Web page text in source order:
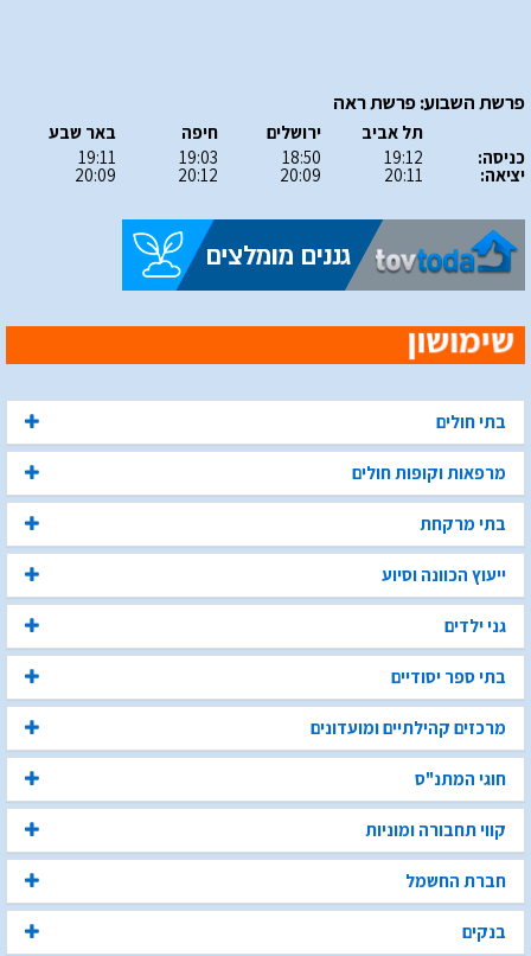
פרשת השבוע: פרשת ראה
כניסה:
יציאה:
תל אביב
19:12
20:11
ירושלים
18:50
20:09
חיפה
19:03
20:12
באר שבע
19:11
20:09
בתי חולים
מרפאות וקופות חולים
בתי מרקחת
ייעוץ הכוונה וסיוע
גני ילדים
בתי ספר יסודיים
מרכזים קהילתיים ומועדונים
חוגי המתנ"ס
קווי תחבורה ומוניות
חברת החשמל
בנקים